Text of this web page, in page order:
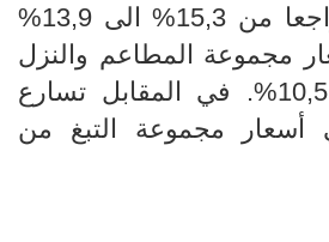
المواد الغذائية تراجعا من 15,3% الى 13,9%
مجموعة المطاعم والنزل
من 11,5% الى 10,5%. في المقابل تسارع
أسعار مجموعة التبغ من